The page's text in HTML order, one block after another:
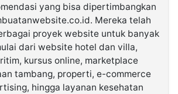
yang bisa dipertimbangkan
Mereka telah
proyek website untuk banyak
dari website hotel dan villa,
kursus online, marketplace
tambang, properti, e-commerce
hingga layanan kesehatan